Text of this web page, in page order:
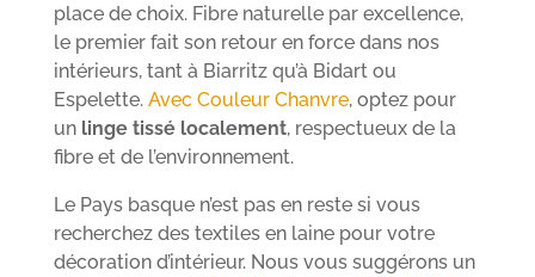
place de choix. Fibre naturelle par excellence,
le premier fait son retour en force dans nos
intérieurs, tant à Biarritz qu’à Bidart ou
Espelette. Avec Couleur Chanvre, optez pour
un linge tissé localement, respectueux de la
fibre et de l’environnement.
Le Pays basque n’est pas en reste si vous
recherchez des textiles en laine pour votre
décoration d’intérieur. Nous vous suggérons un